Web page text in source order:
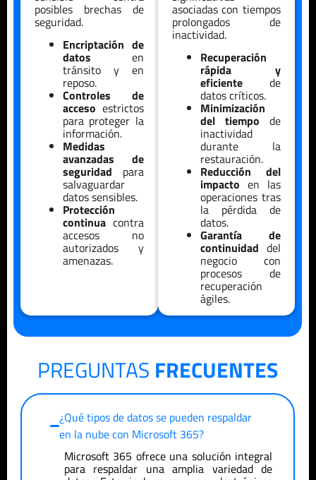
posibles brechas de
seguridad.
Encriptación de
datos en
tránsito y en
reposo.
Controles de
acceso estrictos
para proteger la
información.
Medidas
avanzadas de
seguridad para
salvaguardar
datos sensibles.
Protección
continua contra
accesos no
autorizados y
amenazas.
asociadas con tiempos
prolongados de
inactividad.
Recuperación
rápida y
eficientede
datos críticos.
Minimización
del tiempo de
inactividad
durante la
restauración.
Reducción del
impacto en las
operaciones tras
la pérdida de
datos.
Garantía de
continuidad del
negocio con
procesos de
recuperación
ágiles.
PREGUNTAS FRECUENTES
¿Qué tipos de datos se pueden respaldar
en la nube con Microsoft 365?
Microsoft 365 ofrece una solución integral
para respaldar una amplia variedad de